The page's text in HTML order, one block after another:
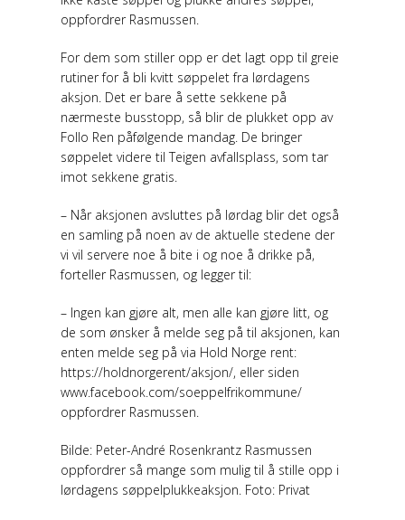
oppfordrer Rasmussen.
For dem som stiller opp er det lagt opp til greie
rutiner for å bli kvitt søppelet fra lørdagens
aksjon. Det er bare å sette sekkene på
nærmeste busstopp, så blir de plukket opp av
Follo Ren påfølgende mandag. De bringer
søppelet videre til Teigen avfallsplass, som tar
imot sekkene gratis.
– Når aksjonen avsluttes på lørdag blir det også
en samling på noen av de aktuelle stedene der
vi vil servere noe å bite i og noe å drikke på,
forteller Rasmussen, og legger til:
– Ingen kan gjøre alt, men alle kan gjøre litt, og
de som ønsker å melde seg på til aksjonen, kan
enten melde seg på via Hold Norge rent:
https://holdnorgerent/aksjon/, eller siden
www.facebook.com/soeppelfrikommune/
oppfordrer Rasmussen.
Bilde: Peter-André Rosenkrantz Rasmussen
oppfordrer så mange som mulig til å stille opp i
lørdagens søppelplukkeaksjon. Foto: Privat